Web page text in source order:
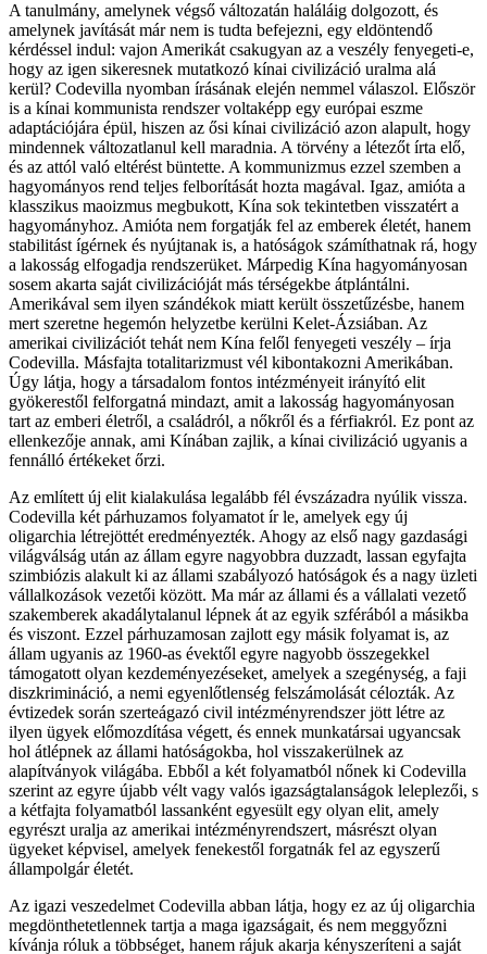
A tanulmány, amelynek végső változatán haláláig dolgozott, és
amelynek javítását már nem is tudta befejezni, egy eldöntendő
kérdéssel indul: vajon Amerikát csakugyan az a veszély fenyegeti-e,
hogy az igen sikeresnek mutatkozó kínai civilizáció uralma alá
kerül? Codevilla nyomban írásának elején nemmel válaszol. Először
is a kínai kommunista rendszer voltaképp egy európai eszme
adaptációjára épül, hiszen az ősi kínai civilizáció azon alapult, hogy
mindennek változatlanul kell maradnia. A törvény a létezőt írta elő,
és az attól való eltérést büntette. A kommunizmus ezzel szemben a
hagyományos rend teljes felborítását hozta magával. Igaz, amióta a
klasszikus maoizmus megbukott, Kína sok tekintetben visszatért a
hagyományhoz. Amióta nem forgatják fel az emberek életét, hanem
stabilitást ígérnek és nyújtanak is, a hatóságok számíthatnak rá, hogy
a lakosság elfogadja rendszerüket. Márpedig Kína hagyományosan
sosem akarta saját civilizációját más térségekbe átplántálni.
Amerikával sem ilyen szándékok miatt került összetűzésbe, hanem
mert szeretne hegemón helyzetbe kerülni Kelet-Ázsiában. Az
amerikai civilizációt tehát nem Kína felől fenyegeti veszély – írja
Codevilla. Másfajta totalitarizmust vél kibontakozni Amerikában.
Úgy látja, hogy a társadalom fontos intézményeit irányító elit
gyökerestől felforgatná mindazt, amit a lakosság hagyományosan
tart az emberi életről, a családról, a nőkről és a férfiakról. Ez pont az
ellenkezője annak, ami Kínában zajlik, a kínai civilizáció ugyanis a
fennálló értékeket őrzi.
Az említett új elit kialakulása legalább fél évszázadra nyúlik vissza.
Codevilla két párhuzamos folyamatot ír le, amelyek egy új
oligarchia létrejöttét eredményezték. Ahogy az első nagy gazdasági
világválság után az állam egyre nagyobbra duzzadt, lassan egyfajta
szimbiózis alakult ki az állami szabályozó hatóságok és a nagy üzleti
vállalkozások vezetői között. Ma már az állami és a vállalati vezető
szakemberek akadálytalanul lépnek át az egyik szférából a másikba
és viszont. Ezzel párhuzamosan zajlott egy másik folyamat is, az
állam ugyanis az 1960-as évektől egyre nagyobb összegekkel
támogatott olyan kezdeményezéseket, amelyek a szegénység, a faji
diszkrimináció, a nemi egyenlőtlenség felszámolását célozták. Az
évtizedek során szerteágazó civil intézményrendszer jött létre az
ilyen ügyek előmozdítása végett, és ennek munkatársai ugyancsak
hol átlépnek az állami hatóságokba, hol visszakerülnek az
alapítványok világába. Ebből a két folyamatból nőnek ki Codevilla
szerint az egyre újabb vélt vagy valós igazságtalanságok leleplezői, s
a kétfajta folyamatból lassanként egyesült egy olyan elit, amely
egyrészt uralja az amerikai intézményrendszert, másrészt olyan
ügyeket képvisel, amelyek fenekestől forgatnák fel az egyszerű
állampolgár életét.
Az igazi veszedelmet Codevilla abban látja, hogy ez az új oligarchia
megdönthetetlennek tartja a maga igazságait, és nem meggyőzni
kívánja róluk a többséget, hanem rájuk akarja kényszeríteni a saját